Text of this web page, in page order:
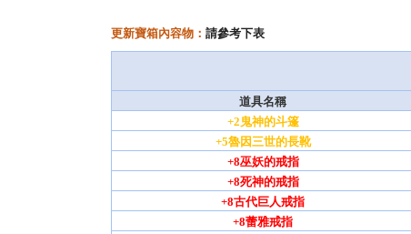
更新寶箱內容物： 請參考下表
道具名稱
+2鬼神的斗篷
+5魯因三世的長靴
+8巫妖的戒指
+8死神的戒指
+8古代巨人戒指
+8蕾雅戒指